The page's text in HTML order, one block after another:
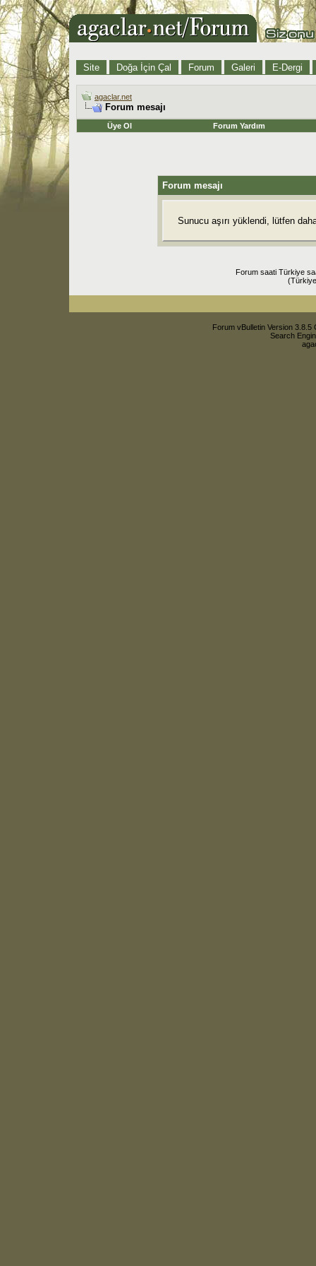
Site Doğa İçin Çal Forum Galeri E-Dergi
agaclar.net
Forum mesajı
Üye Ol Forum Yardım
Forum mesajı
Sunucu aşırı yüklendi, lütfen
Forum saati Türkiye
Forum vBulletin Version
Search